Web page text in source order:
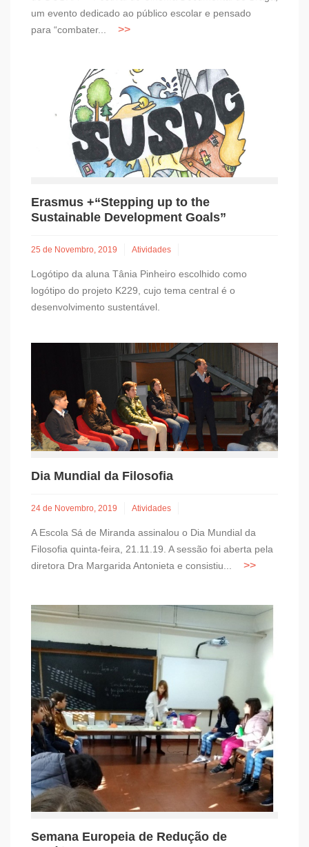
um evento dedicado ao público escolar e pensado
para “combater...
Erasmus +“Stepping up to the
Sustainable Development Goals”
25 de Novembro, 2019 Atividades
Logótipo da aluna Tânia Pinheiro escolhido como
logótipo do projeto K229, cujo tema central é o
desenvolvimento sustentável.
Dia Mundial da Filosofia
24 de Novembro, 2019 Atividades
A Escola Sá de Miranda assinalou o Dia Mundial da
Filosofia quinta-feira, 21.11.19. A sessão foi aberta pela
diretora Dra Margarida Antonieta e consistiu...
Semana Europeia de Redução de